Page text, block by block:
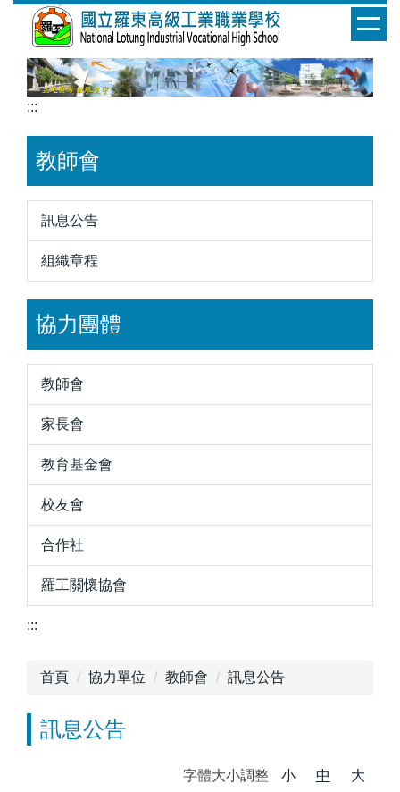
:::
教師會
訊息公告
組織章程
協力團體
教師會
家長會
教育基金會
校友會
合作社
羅工關懷協會
:::
首頁 協力單位 教師會 訊息公告
訊息公告
字體大小調整 小 中 大